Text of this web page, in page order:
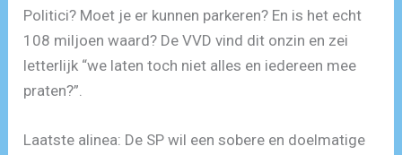
Politici? Moet je er kunnen parkeren? En is het echt
108 miljoen waard? De VVD vind dit onzin en zei
letterlijk “we laten toch niet alles en iedereen mee
praten?”.
Laatste alinea: De SP wil een sobere en doelmatige